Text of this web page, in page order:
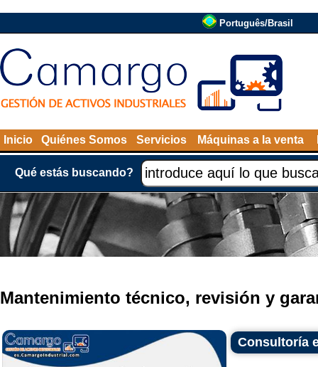
Português/Brasil
Inicio Quiénes Somos Servicios Máquinas a la venta
Qué estás buscando?
Mantenimiento técnico, revisión y
Consultoría